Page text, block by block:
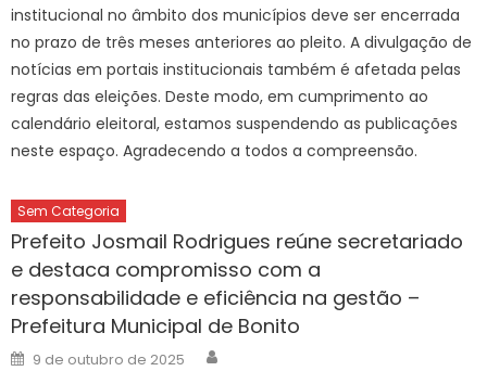
institucional no âmbito dos municípios deve ser encerrada
no prazo de três meses anteriores ao pleito. A divulgação de
notícias em portais institucionais também é afetada pelas
regras das eleições. Deste modo, em cumprimento ao
calendário eleitoral, estamos suspendendo as publicações
neste espaço. Agradecendo a todos a compreensão.
Sem Categoria
Prefeito Josmail Rodrigues reúne secretariado
e destaca compromisso com a
responsabilidade e eficiência na gestão –
Prefeitura Municipal de Bonito
Posted
on
9 de outubro de 2025